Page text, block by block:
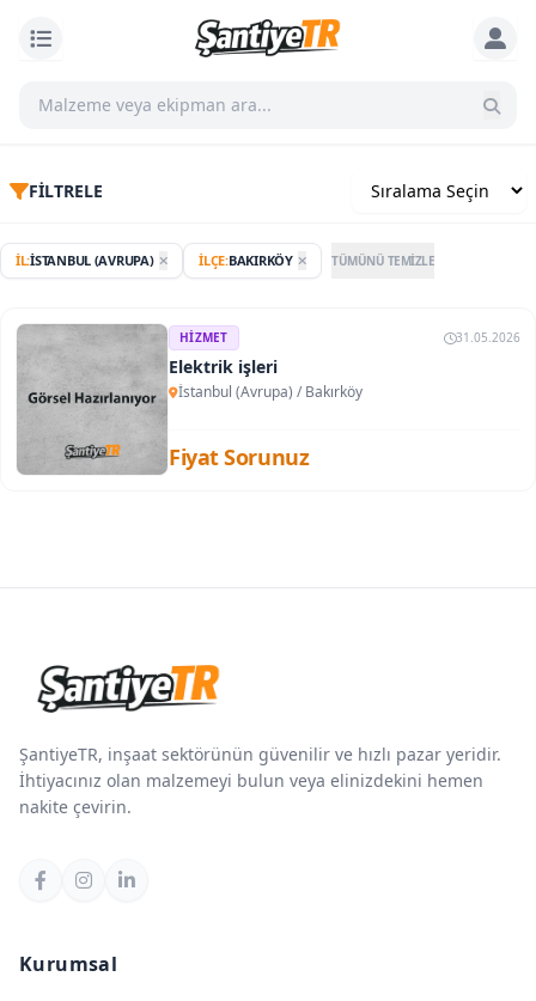
FILTRELE
İL:İSTANBUL (AVRUPA) İLÇE:BAKIRKÖY TÜMÜNÜ TEMIZLE
HIZMET 31.05.2026
Elektrik işleri
İstanbul (Avrupa) /Bakırköy
Fiyat Sorunuz
ŞantiyeTR, inşaat sektörünün güvenilir ve hızlı pazar yeridir.
İhtiyacınız olan malzemeyi bulun veya elinizdekini hemen
nakite çevirin.
Kurumsal